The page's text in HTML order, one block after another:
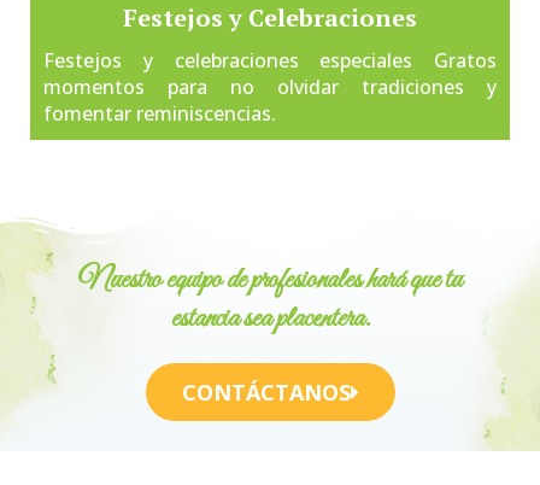
Festejos y Celebraciones
Festejos y celebraciones especiales Gratos
momentos para no olvidar tradiciones y
fomentar reminiscencias.
Nuestro equipo de profesionales hará que tu
estancia sea placentera.
CONTÁCTANOS